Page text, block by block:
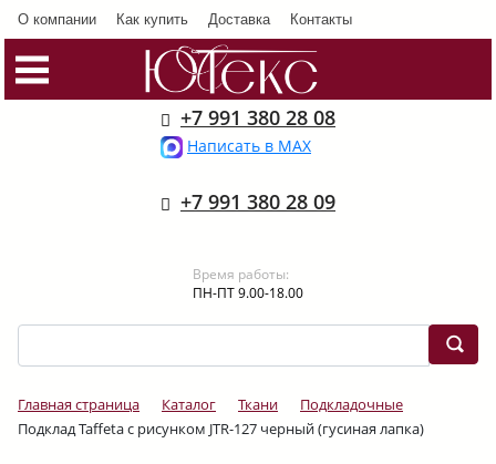
О компании Как купить Доставка Контакты
+7 991 380 28 08
Написать в MAX
+7 991 380 28 09
Время работы:
ПН-ПТ 9.00-18.00
Главная страница Каталог Ткани
Подкладочные
Подклад Taffeta с рисунком JTR-127 черный (гусиная лапка)